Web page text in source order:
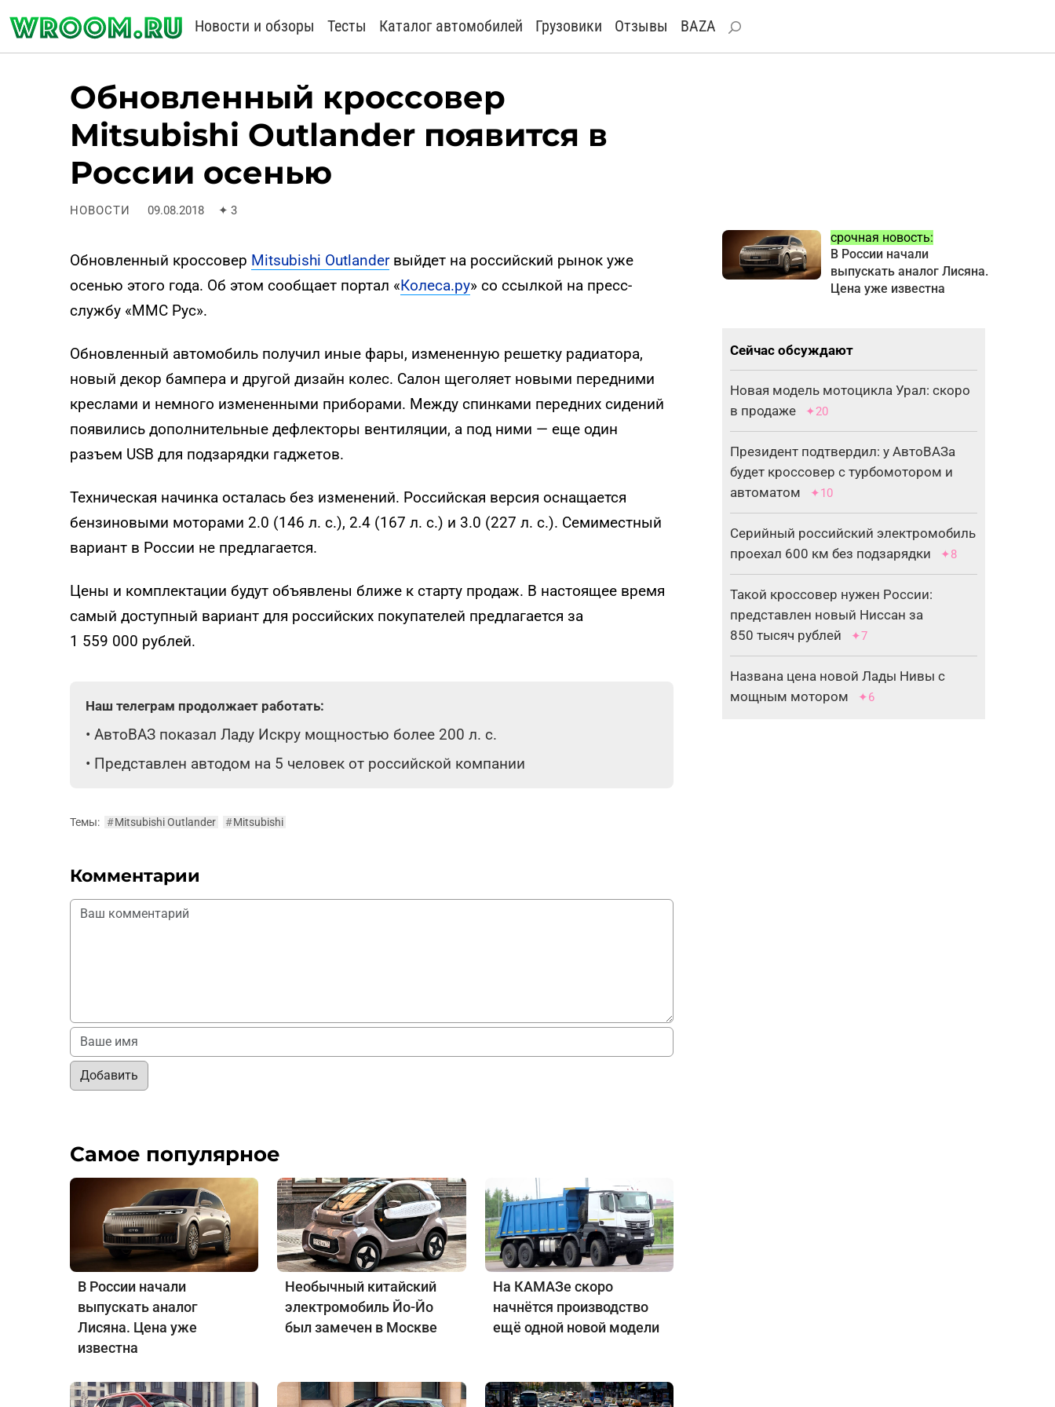
Новости и обзоры Тесты Каталог автомобилей Грузовики Отзывы BAZA
Обновленный кроссовер
Mitsubishi Outlander появится в
России осенью
НОВОСТИ 09.08.2018 ✦ 3
Обновленный кроссовер Mitsubishi Outlanderвыйдет на российский рынок уже
осенью этого года. Об этом сообщает портал «Колеса.ру» со ссылкой на пресс-
службу «ММС Рус».
Обновленный автомобиль получил иные фары, измененную решетку радиатора,
новый декор бампера и другой дизайн колес. Салон щеголяет новыми передними
креслами и немного измененными приборами. Между спинками передних сидений
появились дополнительные дефлекторы вентиляции, а под ними — еще один
разъем USB для подзарядки гаджетов.
Техническая начинка осталась без изменений. Российская версия оснащается
бензиновыми моторами 2.0 (146 л. с.), 2.4 (167 л. с.) и 3.0 (227 л. с.). Семиместный
вариант в России не предлагается.
Цены и комплектации будут объявлены ближе к старту продаж. В настоящее время
самый доступный вариант для российских покупателей предлагается за
1 559 000 рублей.
Наш телеграм продолжает работать:
• АвтоВАЗ показал Ладу Искру мощностью более 200 л. с.
• Представлен автодом на 5 человек от российской компании
Темы: #Mitsubishi Outlander #Mitsubishi
Комментарии
Добавить
Самое популярное
В России начали
выпускать аналог
Лисяна. Цена уже
известна
Необычный китайский
электромобиль Йо-Йо
был замечен в Москве
На КАМАЗе скоро
начнётся производство
ещё одной новой модели
срочная новость:
В России начали
выпускать аналог Лисяна.
Цена уже известна
Сейчас обсуждают
Новая модель мотоцикла Урал: скоро
в продаже
✦20
Президент подтвердил: у АвтоВАЗа
будет кроссовер с турбомотором и
автоматом
✦10
Серийный российский электромобиль
проехал 600 км без подзарядки
✦8
Такой кроссовер нужен России:
представлен новый Ниссан за
850 тысяч рублей
✦7
Названа цена новой Лады Нивы с
мощным мотором
✦6